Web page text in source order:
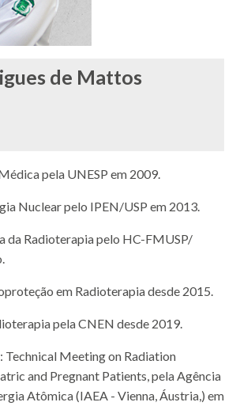
de Mattos
pela UNESP em 2009.
Nuclear pelo IPEN/USP em 2013.
da Radioterapia pelo HC-FMUSP/
em Radioterapia desde 2015.
pela CNEN desde 2019.
Technical Meeting on Radiation
and Pregnant Patients, pela Agência
Atômica (IAEA - Vienna, Áustria,) em